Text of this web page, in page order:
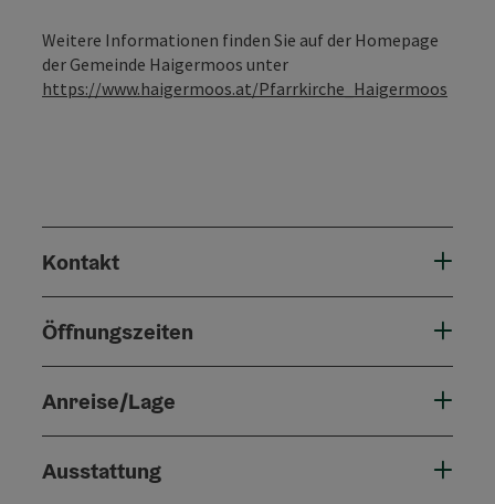
Weitere Informationen finden Sie auf der Homepage
der Gemeinde Haigermoos unter
https://www.haigermoos.at/Pfarrkirche_Haigermoos
Kontakt
Öffnungszeiten
Anreise/Lage
Ausstattung